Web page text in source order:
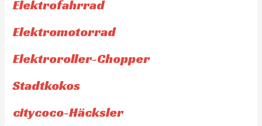
Elektrofahrrad
Elektromotorrad
Elektroroller-Chopper
Stadtkokos
citycoco-Häcksler